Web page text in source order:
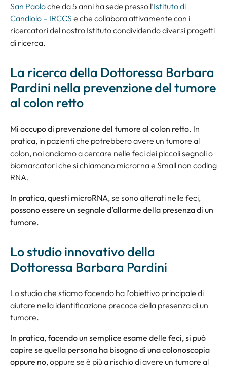
San Paoloche da 5 anni ha sede presso l’Istituto di
Candiolo – IRCCS e che collabora attivamente con i
ricercatori del nostro Istituto condividendo diversi progetti
di ricerca.
La ricerca della Dottoressa Barbara
Pardini nella prevenzione del tumore
al colon retto
Mi occupo di prevenzione del tumore al colon retto. In
pratica, in pazienti che potrebbero avere un tumore al
colon, noi andiamo a cercare nelle feci dei piccoli segnali o
biomarcatori che si chiamano microrna e Small non coding
RNA.
In pratica, questi microRNA, se sono alterati nelle feci,
possono essere un segnale d’allarme della presenza di un
tumore.
Lo studio innovativo della
Dottoressa Barbara Pardini
Lo studio che stiamo facendo ha l’obiettivo principale di
aiutare nella identificazione precoce della presenza di un
tumore.
In pratica, facendo un semplice esame delle feci, si può
capire se quella persona ha bisogno di una colonoscopia
oppure no, oppure se è più a rischio di avere un tumore al